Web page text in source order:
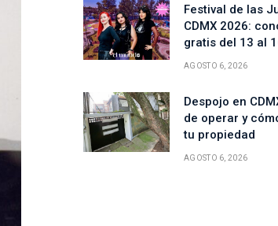
Festival de las
CDMX 2026:
gratis del 13 al
AGOSTO 6, 2026
Despojo en
de operar y
tu propiedad
AGOSTO 6, 2026